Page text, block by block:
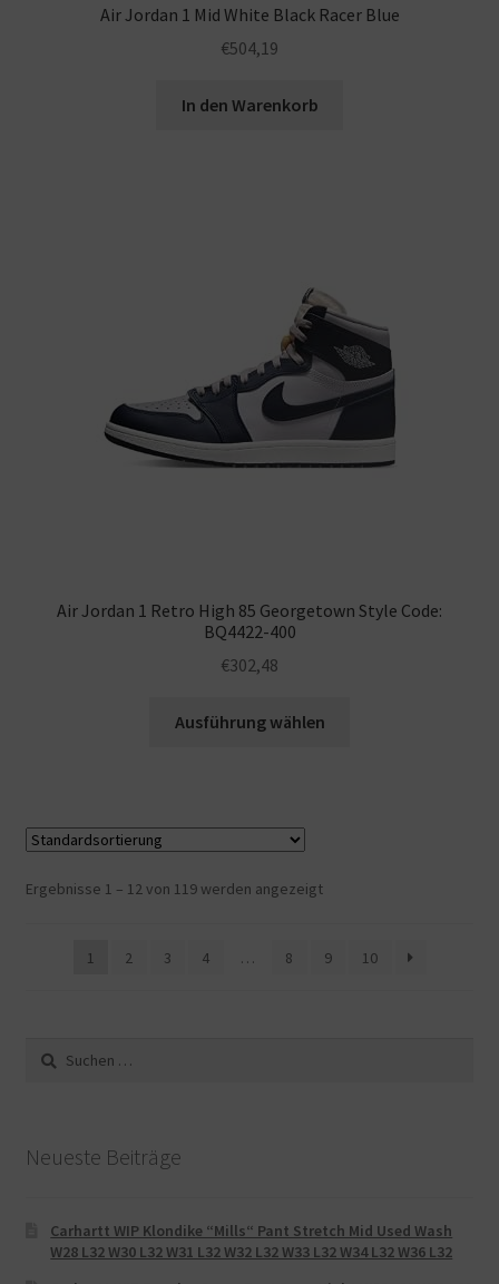
Air Jordan 1 Mid White Black Racer Blue
€504,19
In den Warenkorb
Air Jordan 1 Retro High 85 Georgetown Style Code:
BQ4422-400
€302,48
Ausführung wählen
Ergebnisse 1 – 12 von 119 werden angezeigt
1 2 3 4 … 8 9 10
Suche
nach:
Neueste Beiträge
Carhartt WIP Klondike “Mills“ Pant Stretch Mid Used Wash
W28 L32 W30 L32 W31 L32 W32 L32 W33 L32 W34 L32 W36 L32